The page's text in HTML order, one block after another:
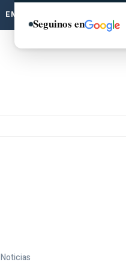
EMPRENDE VERDE
Noticias
Seguinos en